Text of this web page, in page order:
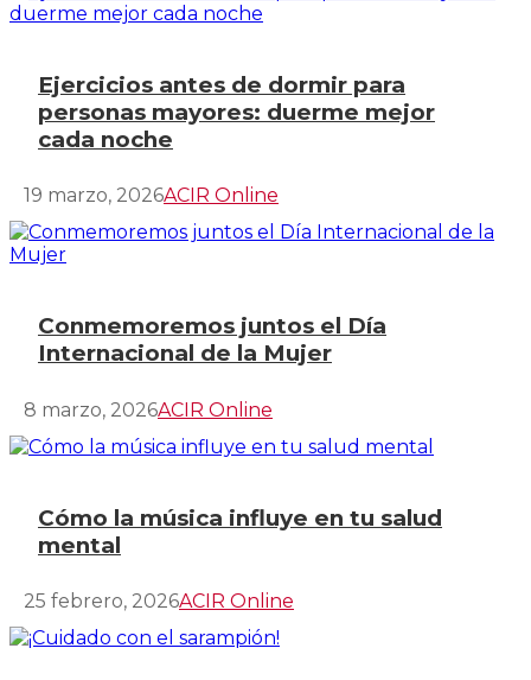
Ejercicios antes de dormir para
personas mayores: duerme mejor
cada noche
19 marzo, 2026ACIR Online
Conmemoremos juntos el Día
Internacional de la Mujer
8 marzo, 2026ACIR Online
Cómo la música influye en tu salud
mental
25 febrero, 2026ACIR Online